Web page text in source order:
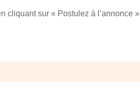
cliquant sur « Postulez à l’annonce »